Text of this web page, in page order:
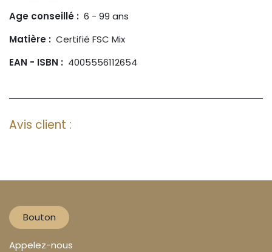
Age conseillé : 6 - 99 ans
Matière : Certifié FSC Mix
EAN - ISBN : 4005556112654
Avis client :
Bouton
Appelez-nous